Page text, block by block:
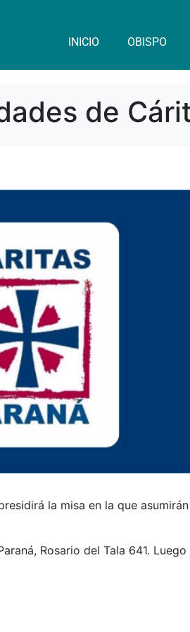
INICIO OBISPO
de
la misa en la que
Rosario del Tala 641.